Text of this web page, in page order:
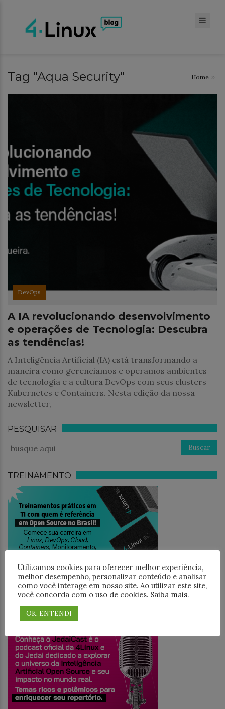
Tag "Aqua Security" Home
DevOps
A IA revolucionando desenvolvimento
e operações de Tecnologia: Descubra
as tendências!
A Inteligência Artificial (IA) está transformando a
maneira como gerenciamos e operamos ambientes
de tecnologia e a cultura DevOps com seus clusters
Kubernetes e Containers. Nesta edição da nossa
newsletter,
PESQUISAR
TREINAMENTO
JEDAICAST
Utilizamos cookies para oferecer melhor experiência,
melhor desempenho, personalizar conteúdo e analisar
como você interage em nosso site. Ao utilizar este site,
você concorda com o uso de cookies. Saiba mais.
OK, ENTENDI